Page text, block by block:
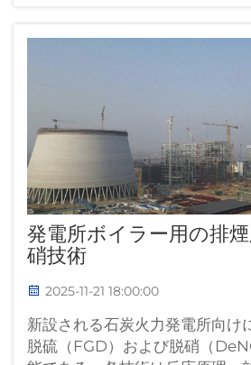
発電所ボイラー用の排
硝技術
2025-11-21 18:00:00
新設される石炭火力発電所向け
脱硫（FGD）および脱硝（